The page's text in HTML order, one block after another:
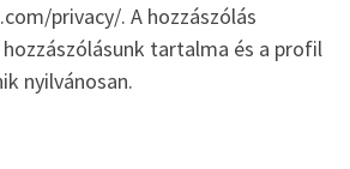
privacy/. A hozzászólás
tartalma és a profil
nyilvánosan.